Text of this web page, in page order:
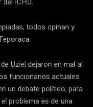
todos opinan y
Uziel dejaron en mal al
funcionarios actuales
un debate político, para
problema es de una